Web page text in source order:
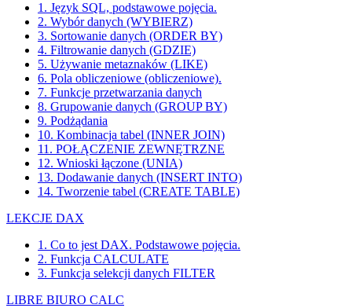
1. Język SQL, podstawowe pojęcia.
2. Wybór danych (WYBIERZ)
3. Sortowanie danych (ORDER BY)
4. Filtrowanie danych (GDZIE)
5. Używanie metaznaków (LIKE)
6. Pola obliczeniowe (obliczeniowe).
7. Funkcje przetwarzania danych
8. Grupowanie danych (GROUP BY)
9. Podżądania
10. Kombinacja tabel (INNER JOIN)
11. POŁĄCZENIE ZEWNĘTRZNE
12. Wnioski łączone (UNIA)
13. Dodawanie danych (INSERT INTO)
14. Tworzenie tabel (CREATE TABLE)
LEKCJE DAX
1. Co to jest DAX. Podstawowe pojęcia.
2. Funkcja CALCULATE
3. Funkcja selekcji danych FILTER
LIBRE BIURO CALC